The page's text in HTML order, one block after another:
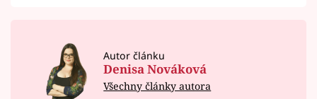
Autor článku
Denisa Nováková
Všechny články autora